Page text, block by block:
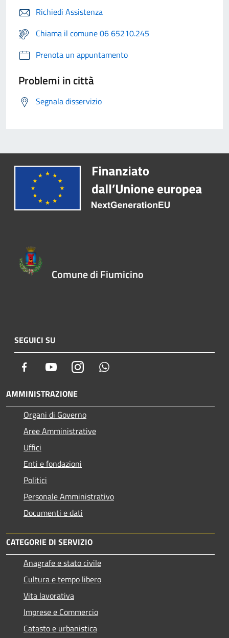
Richiedi Assistenza
Chiama il comune 06 65210.245
Prenota un appuntamento
Problemi in città
Segnala disservizio
Comune di Fiumicino
SEGUICI SU
Facebook YoutubeInstagram
AMMINISTRAZIONE
Organi di Governo
Aree Amministrative
Uffici
Enti e fondazioni
Politici
Personale Amministrativo
Documenti e dati
CATEGORIE DI SERVIZIO
Anagrafe e stato civile
Cultura e tempo libero
Vita lavorativa
Imprese e Commercio
Catasto e urbanistica